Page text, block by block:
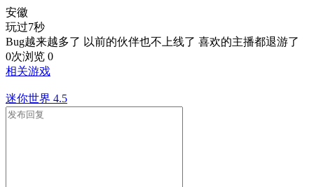
安徽
玩过7秒
Bug越来越多了 以前的伙伴也不上线了 喜欢的主播都退游了
0次浏览 0
相关游戏
迷你世界 4.5